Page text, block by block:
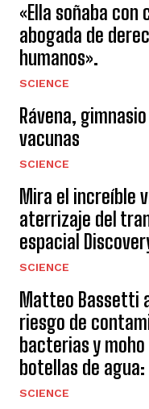
«Ella soñaba
abogada de
humanos».
SCIENCE
Rávena,
vacunas
SCIENCE
Mira el increíble
aterrizaje del
espacial
SCIENCE
Matteo Bassetti
riesgo de
bacterias y moho
botellas de
SCIENCE